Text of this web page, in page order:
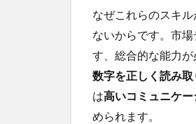
資格
や講
2.2
ター
ンシ
なぜこれらのスキ
ないからです。市
す、総合的な能力
数字を正しく読み
は高いコミュニケ
められます。